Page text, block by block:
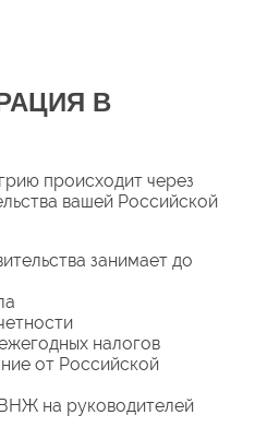
В
происходит через
вашей Российской
занимает до
налогов
от Российской
на руководителей